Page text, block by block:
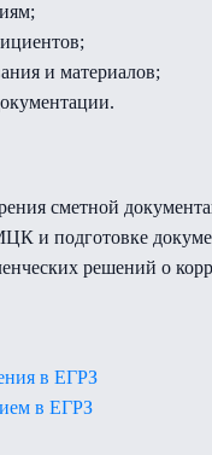
и материалов;
сметной
и подготовке
решений о
в ЕГРЗ
в ЕГРЗ